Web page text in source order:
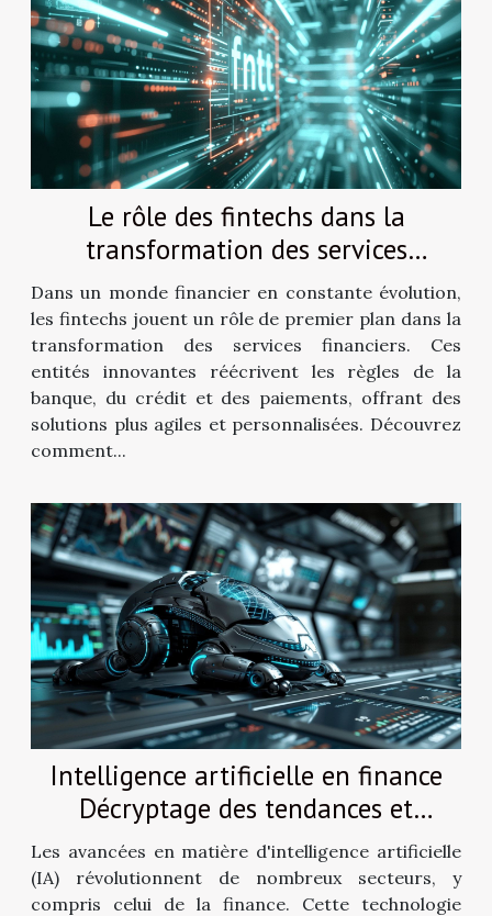
Le rôle des fintechs dans la
transformation des services
financiers
Dans un monde financier en constante évolution,
les fintechs jouent un rôle de premier plan dans la
transformation des services financiers. Ces
entités innovantes réécrivent les règles de la
banque, du crédit et des paiements, offrant des
solutions plus agiles et personnalisées. Découvrez
comment...
Intelligence artificielle en finance
Décryptage des tendances et
opportunités d'investissement
Les avancées en matière d'intelligence artificielle
(IA) révolutionnent de nombreux secteurs, y
compris celui de la finance. Cette technologie